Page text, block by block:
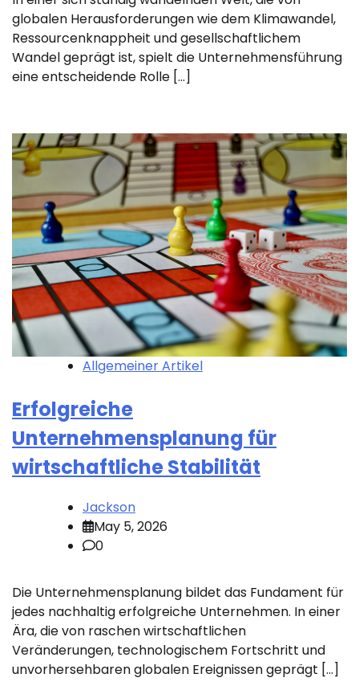
globalen Herausforderungen wie dem Klimawandel,
Ressourcenknappheit und gesellschaftlichem
Wandel geprägt ist, spielt die Unternehmensführung
eine entscheidende Rolle […]
Allgemeiner Artikel
Erfolgreiche
Unternehmensplanung für
wirtschaftliche Stabilität
Jackson
May 5, 2026
0
Die Unternehmensplanung bildet das Fundament für
jedes nachhaltig erfolgreiche Unternehmen. In einer
Ära, die von raschen wirtschaftlichen
Veränderungen, technologischem Fortschritt und
unvorhersehbaren globalen Ereignissen geprägt […]